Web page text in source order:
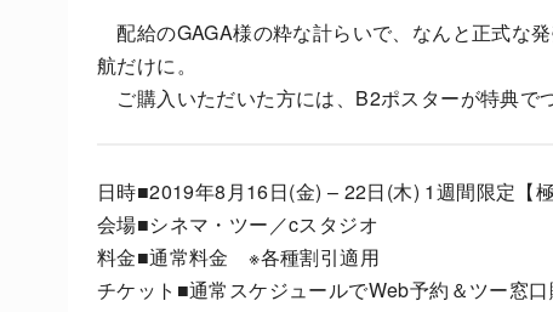
配給のGAGA様の粋な計らいで、なんと正式な
航だけに。
ご購入いただいた方には、B2ポスターが特典で
日時■2019年8月16日(金) – 22日(木) 1週間限定【
会場■シネマ・ツー／cスタジオ
料金■通常料金 ※各種割引適用
チケット■通常スケジュールでWeb予約＆ツー窓口